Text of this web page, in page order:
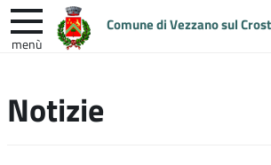
Comune di Vezzano sul
menù
sito
Notizie